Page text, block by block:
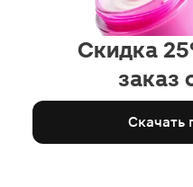
Скидка
заказ
Скачать